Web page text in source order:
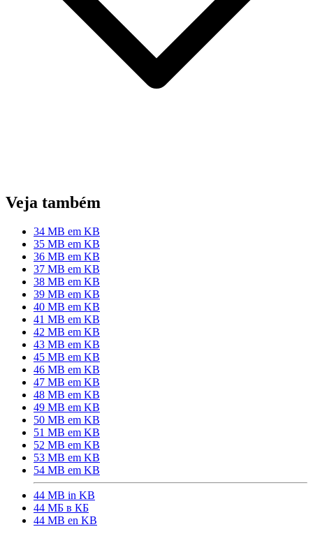
Veja também
34 MB em KB
35 MB em KB
36 MB em KB
37 MB em KB
38 MB em KB
39 MB em KB
40 MB em KB
41 MB em KB
42 MB em KB
43 MB em KB
45 MB em KB
46 MB em KB
47 MB em KB
48 MB em KB
49 MB em KB
50 MB em KB
51 MB em KB
52 MB em KB
53 MB em KB
54 MB em KB
44 MB in KB
44 МБ в КБ
44 MB en KB